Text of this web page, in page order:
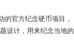
的官方纪念硬币项目，
设计，用来纪念当地的